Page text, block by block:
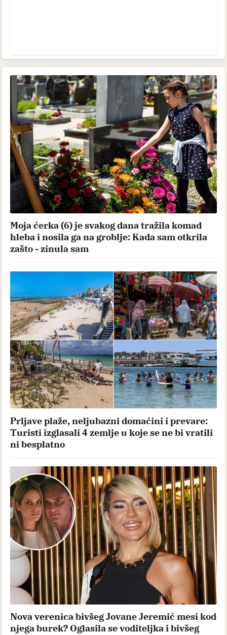
Moja ćerka (6) je svakog dana tražila komad
hleba i nosila ga na groblje: Kada sam otkrila
zašto - zinula sam
Prljave plaže, neljubazni domaćini i prevare:
Turisti izglasali 4 zemlje u koje se ne bi vratili
ni besplatno
Nova verenica bivšeg Jovane Jeremić mesi kod
njega burek? Oglasila se voditeljka i bivšeg